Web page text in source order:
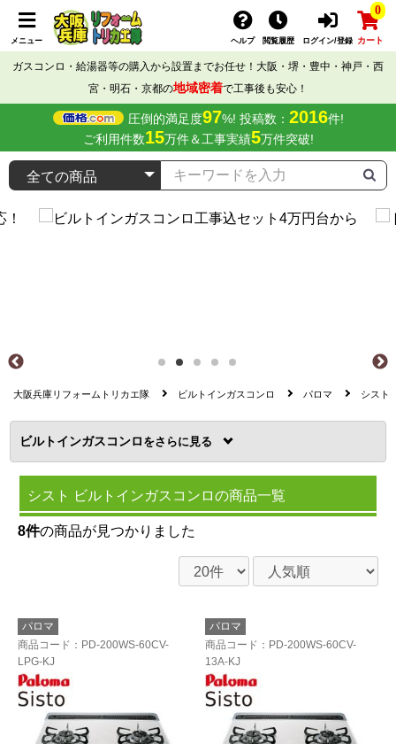
メニュー ヘルプ 閲覧履歴 ログイン/登録
0
カート
ガスコンロ・給湯器等の購入から設置までお任せ！大阪・堺・豊中・神戸・西
宮・明石・京都の地域密着で工事後も安心！
圧倒的満足度97%! 投稿数： 2016件!
ご利用件数15万件＆工事実績5万件突破!
大阪兵庫リフォームトリカエ隊 ビルトインガスコンロ パロマ シスト
ビルトインガスコンロ を
シスト ビルトインガスコンロの商品一覧
8件の商品が見つかりました
パロマ
商品コード ：PD-200WS-60CV-
LPG-KJ
パロマ
商品コード ：PD-200WS-60CV-
13A-KJ